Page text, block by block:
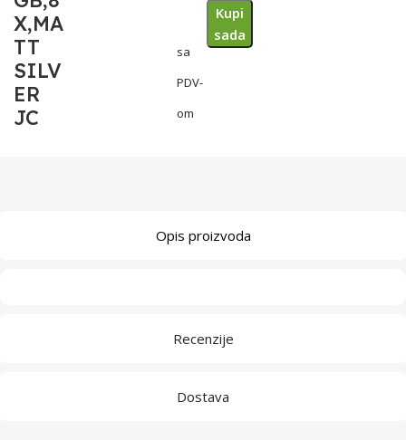
X,MA
TT
SILV
ER
JC
sa
PDV-
om
Kupi
sada
Opis proizvoda
Recenzije
Dostava